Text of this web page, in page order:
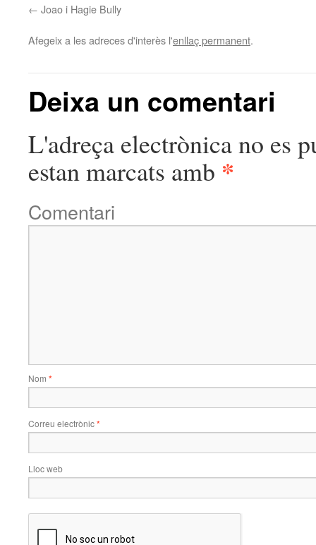
Joao i Hagie Bully
Afegeix a les adreces d'interès l'enllaç permanent.
Deixa un comentari
L'adreça electrònica no es
estan marcats amb *
Comentari
Nom *
Correu electrònic*
Lloc web